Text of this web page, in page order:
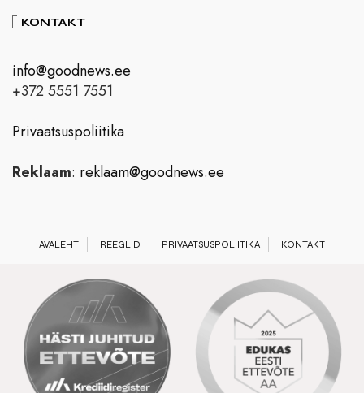
KONTAKT
info@goodnews.ee
+372 5551 7551
Privaatsuspoliitika
Reklaam: reklaam@goodnews.ee
AVALEHT REEGLID PRIVAATSUSPOLIITIKA KONTAKT